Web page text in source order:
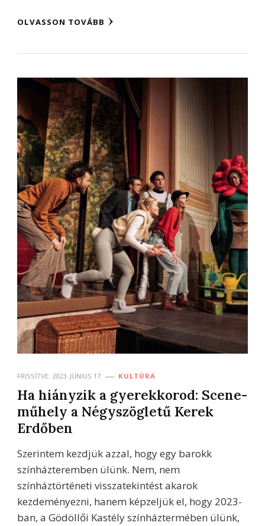
OLVASSON TOVÁBB
FRISSÍTVE: 2023. JÚNIUS 17. KULTÚRA
Ha hiányzik a gyerekkorod: Scene-
műhely a Négyszögletű Kerek
Erdőben
Szerintem kezdjük azzal, hogy egy barokk
színházteremben ülünk. Nem, nem
színháztörténeti visszatekintést akarok
kezdeményezni, hanem képzeljük el, hogy 2023-
ban, a Gödöllői Kastély színháztermében ülünk,